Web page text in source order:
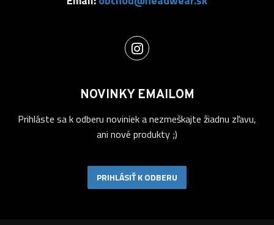
NOVINKY EMAILOM
Prihláste sa k odberu noviniek a nezmeškajte žiadnu zľavu,
ani nové produkty ;)
PRIHLÁSIŤ K ODBERU